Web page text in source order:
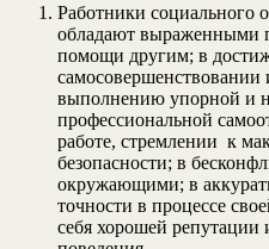
Работники социального
обладают выраженными
помощи другим; в
выполнению упорной и
профессиональной
работе, стремлении к
безопасности; в
окружающими; в
точности в процессе
себя хорошей репутации